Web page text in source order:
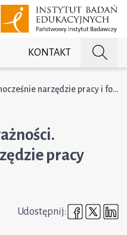
KONTAKT
„Fotografia uczy uważności. To jednocześnie narzędzie pracy i forma wyciszenia”
pracy
Udostępnij: